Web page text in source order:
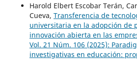
Harold Elbert Escobar Terán,
Cueva, Transferencia de
universitaria en la adopción de
innovación abierta en las
Vol. 21 Núm. 106 (2025):
investigativas en educación: